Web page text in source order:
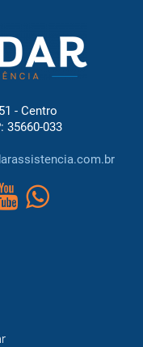
- Centro
35660-033